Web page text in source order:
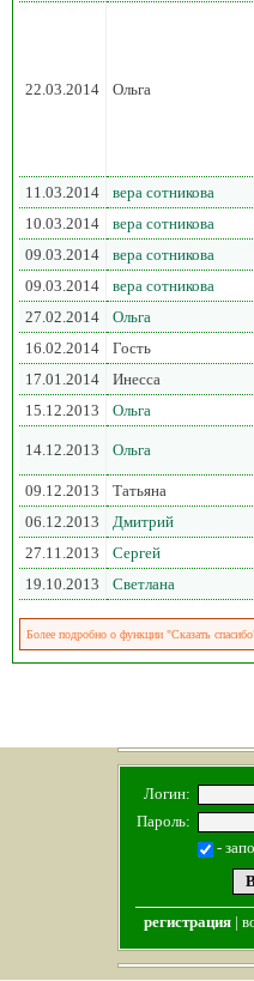
22.03.2014 Ольга
11.03.2014 вера сотникова
10.03.2014
вера сотникова
09.03.2014
вера сотникова
09.03.2014
вера сотникова
27.02.2014
Ольга
16.02.2014
Гость
17.01.2014
Инесса
15.12.2013
Ольга
14.12.2013 Ольга
09.12.2013 Татьяна
06.12.2013
Дмитрий
27.11.2013
Сергей
19.10.2013
Светлана
Более подробно о функции "Сказать
Логин:
Пароль:
-
регистрация|